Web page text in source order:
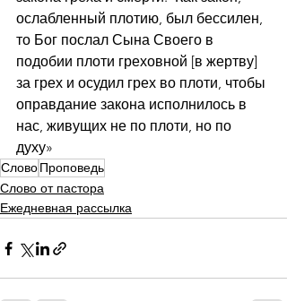
ослабленный плотию, был бессилен,
то Бог послал Сына Своего в
подобии плоти греховной [в жертву]
за грех и осудил грех во плоти, чтобы
оправдание закона исполнилось в
нас, живущих не по плоти, но по
духу»
СловоПроповедь
Слово от пастора
Ежедневная рассылка